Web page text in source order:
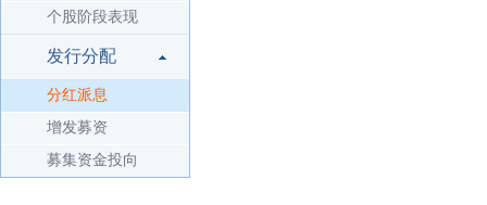
个股阶段表现
发行分配
分红派息
增发募资
募集资金投向